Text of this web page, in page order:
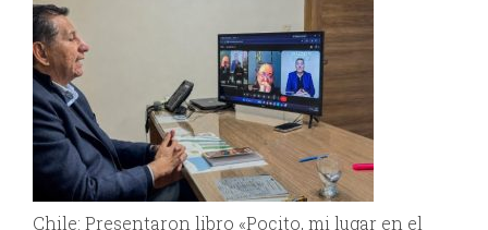
Chile: Presentaron libro «Pocito, mi lugar en el